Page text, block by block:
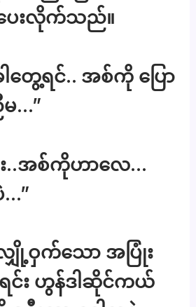
ေးလိုက်သည်။
တွေ့ရင်.. အစ်ကို ပြော
…”
း..အစ်ကိုဟာလေ…
…”
ျှို့ဝှက်သော အပြုံး
င်း ဟွန်ဒါဆိုင်ကယ်